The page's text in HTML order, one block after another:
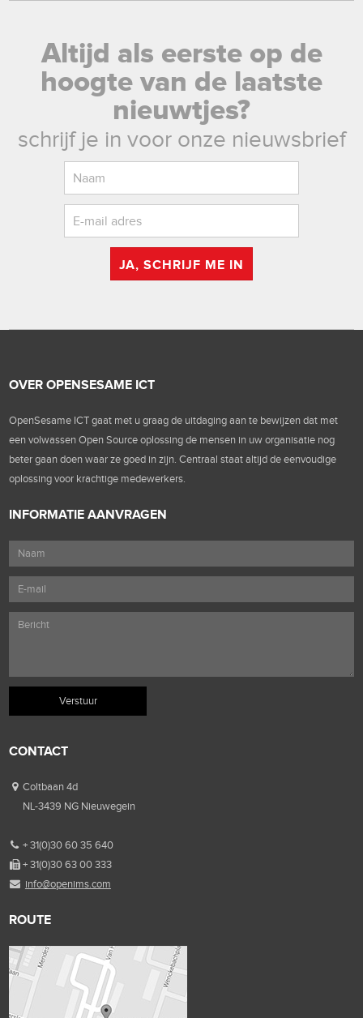
Altijd als eerste op de
hoogte van de laatste
nieuwtjes?
schrijf je in voor onze nieuwsbrief
JA, SCHRIJF ME IN
OVER OPENSESAME ICT
OpenSesame ICT gaat met u graag de uitdaging aan te bewijzen dat met
een volwassen Open Source oplossing de mensen in uw organisatie nog
beter gaan doen waar ze goed in zijn. Centraal staat altijd de eenvoudige
oplossing voor krachtige medewerkers.
INFORMATIE AANVRAGEN
CONTACT
Coltbaan 4d
NL-3439 NG Nieuwegein
+ 31(0)30 60 35 640
+ 31(0)30 63 00 333
info@openims.com
ROUTE